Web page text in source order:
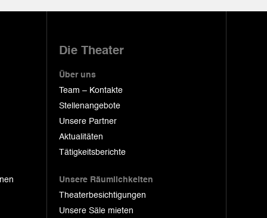
Die Theater
Über uns
Team – Kontakte
Stellenangebote
Unsere Partner
Aktualitäten
Tätigkeitsberichte
Unsere Räumlichkeiten
Theaterbesichtigungen
Unsere Säle mieten